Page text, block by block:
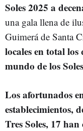
Soles 2025 a
una gala llena de
Guimerá de Santa
locales en total
mundo de los
Los afortunados
establecimientos,
Tres Soles, 17